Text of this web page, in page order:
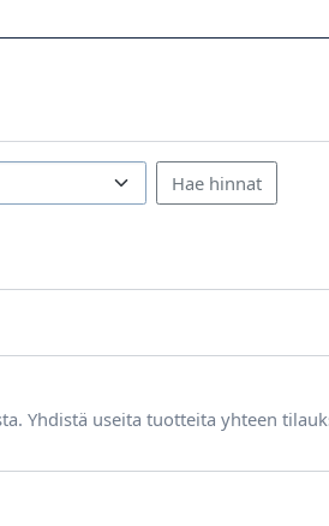
Yhdistä useita tuotteita yhteen